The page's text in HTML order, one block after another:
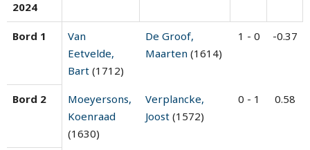
2024
Bord 1
Van
Eetvelde,
Bart (1712)
De Groof,
Maarten (1614)
1 - 0 -0.37
Bord 2
Moeyersons,
Koenraad
(1630)
Verplancke,
Joost (1572)
0 - 1 0.58